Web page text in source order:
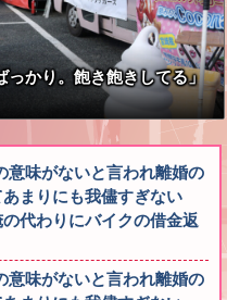
っかり。飽き飽きしてる」
意味がないと言われ離婚の
まりにも我儘すぎない
代わりにバイクの借金返
意味がないと言われ離婚の